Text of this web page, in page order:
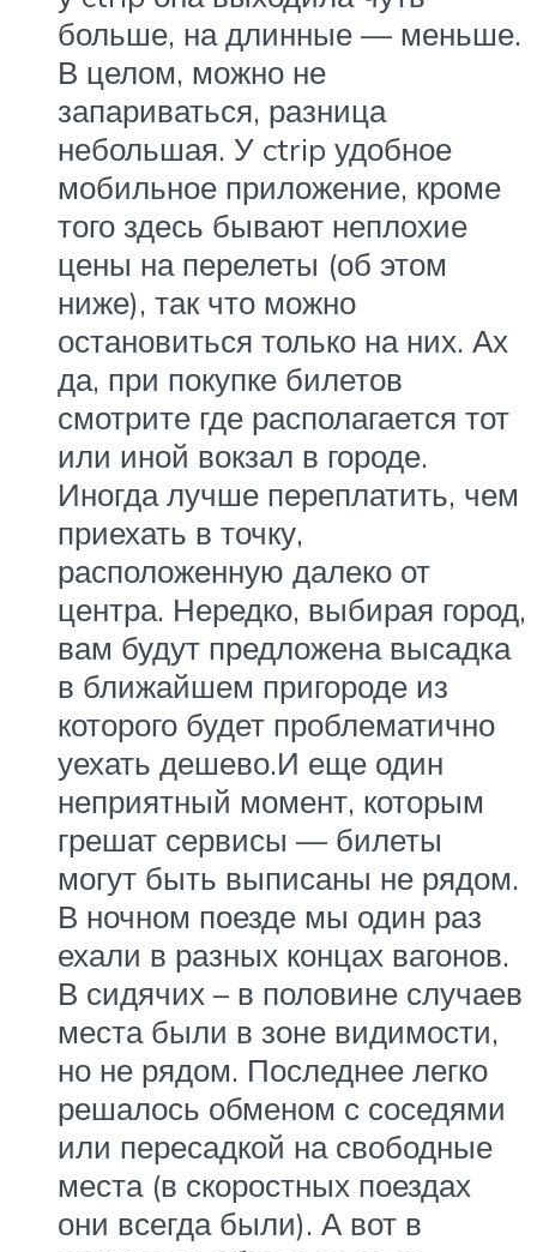
больше, на длинные — меньше.
В целом, можно не
запариваться, разница
небольшая. У ctrip удобное
мобильное приложение, кроме
того здесь бывают неплохие
цены на перелеты (об этом
ниже), так что можно
остановиться только на них. Ах
да, при покупке билетов
смотрите где располагается тот
или иной вокзал в городе.
Иногда лучше переплатить, чем
приехать в точку,
расположенную далеко от
центра. Нередко, выбирая город,
вам будут предложена высадка
в ближайшем пригороде из
которого будет проблематично
уехать дешево.И еще один
неприятный момент, которым
грешат сервисы — билеты
могут быть выписаны не рядом.
В ночном поезде мы один раз
ехали в разных концах вагонов.
В сидячих – в половине случаев
места были в зоне видимости,
но не рядом. Последнее легко
решалось обменом с соседями
или пересадкой на свободные
места (в скоростных поездах
они всегда были). А вот в